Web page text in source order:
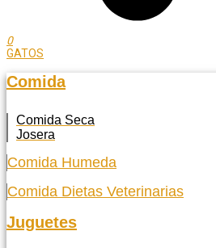
0
GATOS
Comida
Comida Seca
Josera
Comida Humeda
Comida Dietas Veterinarias
Juguetes